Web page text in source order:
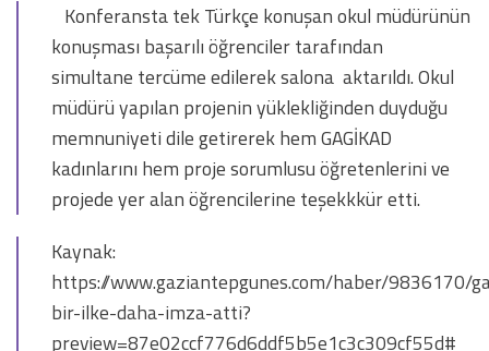
Konferansta tek Türkçe konuşan okul müdürünün
konuşması başarılı öğrenciler tarafından
simultane tercüme edilerek salona aktarıldı. Okul
müdürü yapılan projenin yüklekliğinden duyduğu
memnuniyeti dile getirerek hem GAGİKAD
kadınlarını hem proje sorumlusu öğretenlerini ve
projede yer alan öğrencilerine teşekkkür etti.
Kaynak:
https://www.gaziantepgunes.com/haber/9836170/
bir-ilke-daha-imza-atti?
preview=87e02ccf776d6ddf5b5e1c3c309cf55d#